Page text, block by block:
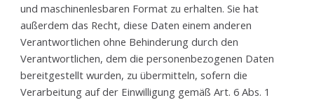
und maschinenlesbaren Format zu erhalten. Sie hat
außerdem das Recht, diese Daten einem anderen
Verantwortlichen ohne Behinderung durch den
Verantwortlichen, dem die personenbezogenen Daten
bereitgestellt wurden, zu übermitteln, sofern die
Verarbeitung auf der Einwilligung gemäß Art. 6 Abs. 1